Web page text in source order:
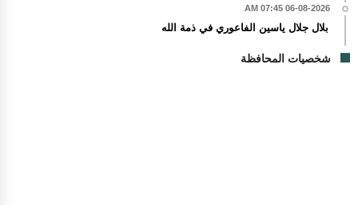
06-08-2026 07:45 AM
بلال جلال ياسين الفاعوري في ذمة الله
شخصيات المحافظة